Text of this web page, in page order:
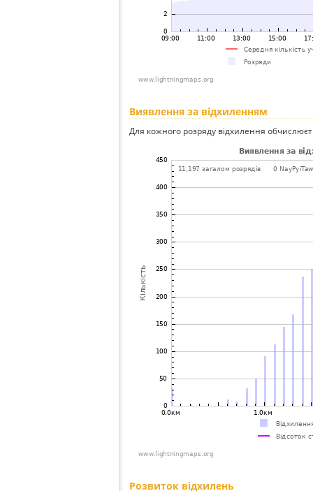
Виявлення за відхиленням
Для кожного розряду відхилення
Розвиток відхилень